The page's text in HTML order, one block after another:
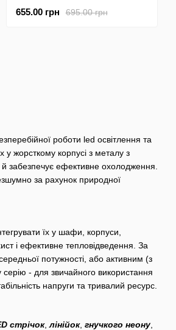
роботи led освітлення та
у жорсткому корпусі з металу з
забезпечує ефективне охолодження.
за рахунок природної
їх у шафи, корпуси,
і ефективне тепловідведення. За
потужності, або активним (з
- для звичайного використання
напруги та тривалий ресурс.
стрічок,лінійок, гнучкого неону,
695.00 грн
655.00 грн